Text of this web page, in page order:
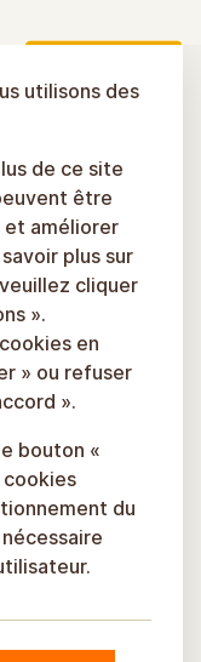
utilisons des
de ce site
être
et améliorer
plus sur
cliquer
».
en
» ou refuser
».
bouton «
du